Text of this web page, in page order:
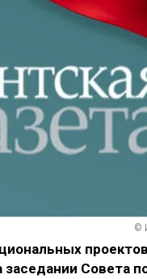
©
заседании Совета